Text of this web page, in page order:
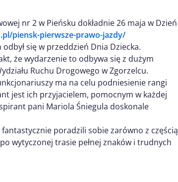
nr 2 w Pieńsku dokładnie 26 maja w Dzień
piensk-pierwsze-prawo-jazdy/
się w przeddzień Dnia Dziecka.
że wydarzenie to odbywa się z dużym
Ruchu Drogowego w Zgorzelcu.
ma na celu podniesienie rangi
jest ich przyjacielem, pomocnym w każdej
pani Mariola Śniegula doskonale
poradzili sobie zarówno z częścią
wytyczonej trasie pełnej znaków i trudnych